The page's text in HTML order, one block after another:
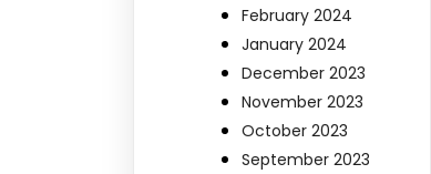
February 2024
January 2024
December 2023
November 2023
October 2023
September 2023